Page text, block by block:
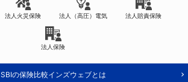
法人火災保険 法人（高圧）電気 法人賠責保険
法人保険
SBIの保険比較インズウェブとは